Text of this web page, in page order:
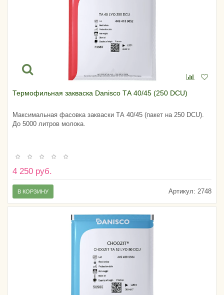
Термофильная закваска Danisco ТА 40/45 (250 DCU)
Максимальная фасовка закваски ТА 40/45 (пакет на 250 DCU).
До 5000 литров молока.
4 250 руб.
Артикул: 2748
В КОРЗИНУ